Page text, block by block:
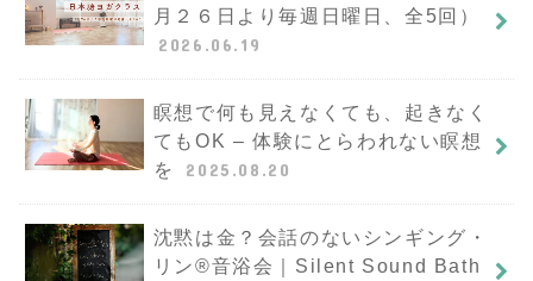
月２６日より毎週日曜日、全5回）
2026.06.19
瞑想で何も見えなくても、起きなく
てもOK – 体験にとらわれない瞑想
を
2025.08.20
沈黙は金？会話のないシンギング・
リン®︎音浴会｜Silent Sound Bath